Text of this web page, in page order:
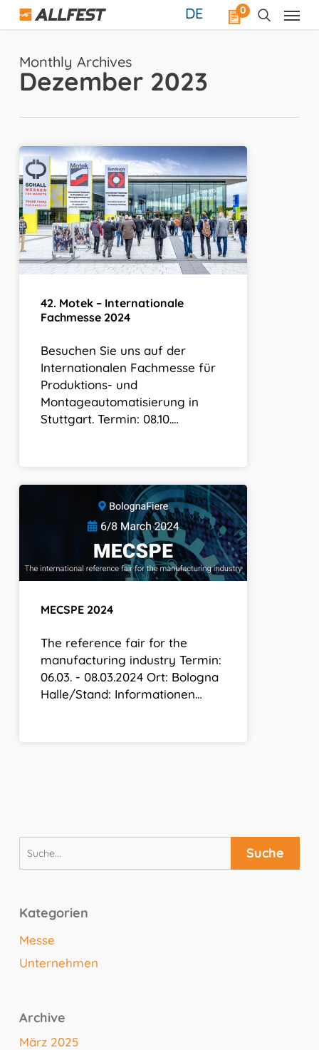
Skip
content
0
DE
Monthly Archives
Dezember 2023
42.
Motek
–
Internationale
Fachmesse
2024
42. Motek – Internationale
Fachmesse 2024
Besuchen Sie uns auf der
Internationalen Fachmesse für
Produktions- und
Montageautomatisierung in
Stuttgart. Termin: 08.10.…
MECSPE
MECSPE 2024
The reference fair for the
manufacturing industry Termin:
06.03. - 08.03.2024 Ort: Bologna
Halle/Stand: Informationen…
Kategorien
Messe
Unternehmen
Archive
März 2025